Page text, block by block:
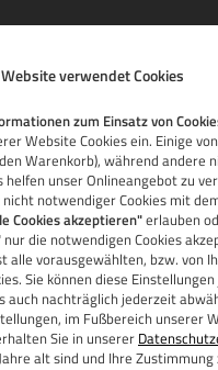
verwendet Cookies
zum Einsatz von
Website Cookies ein. Einige
Warenkorb), während andere
unser Onlineangebot zu
notwendiger Cookies mit
Cookies akzeptieren"erlauben
nur die notwendigen Cookies
alle vorausgewählten, bzw. von
Sie können diese
auch nachträglich jederzeit
im Fußbereich unserer
Sie in unserer
alt sind und Ihre Zustimmung
Domain